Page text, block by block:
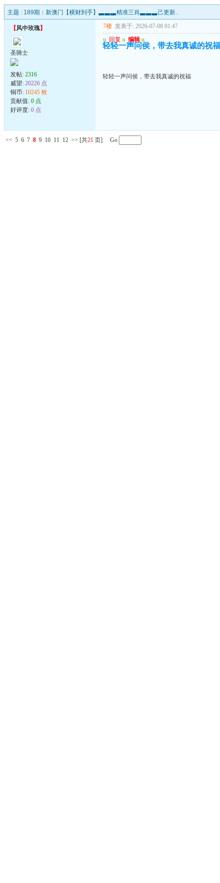
主题 : 189期：新澳门【横财到手】▃▃▃精准三肖▃▃▃己更新..
【风中玫瑰】
圣骑士
发帖: 2316
威望: 20226 点
铜币: 10245 枚
贡献值: 0 点
好评度: 0 点
7楼 发表于: 2026-07-08 01:47
u 回复 u 编辑 u
轻轻一声问侯，带去我真诚的祝福
轻轻一声问侯，带去我真诚的祝福
<< 5 6 7 8 9 10 11 12 >> [共21 页] Go